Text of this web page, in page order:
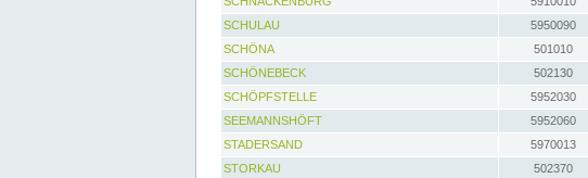
SCHULAU
5950090
SCHÖNA
501010
SCHÖNEBECK
502130
SCHÖPFSTELLE
5952030
SEEMANNSHÖFT
5952060
STADERSAND
5970013
STORKAU
502370